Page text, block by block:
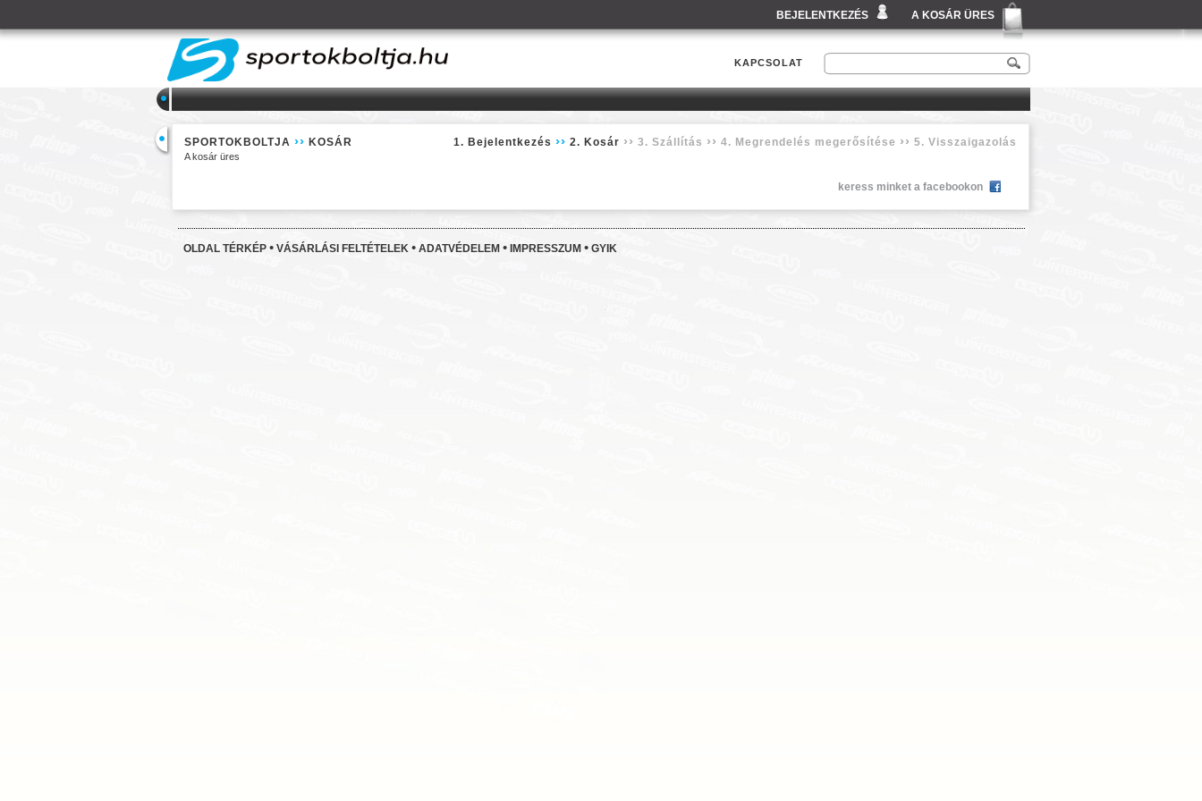
BEJELENTKEZÉS A KOSÁR ÜRES
KAPCSOLAT
SPORTOKBOLTJA ›› KOSÁR 1. Bejelentkezés ›› 2. Kosár ›› 3. Szállítás ›› 4. Megrendelés megerősítése ›› 5. Visszaigazolás
A kosár üres
keress minket a facebookon
OLDAL TÉRKÉP • VÁSÁRLÁSI FELTÉTELEK • ADATVÉDELEM • IMPRESSZUM • GYIK